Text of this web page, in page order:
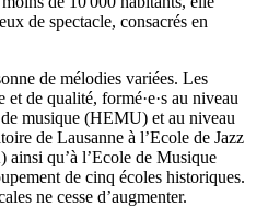
de spectacle, consacrés en
de mélodies variées. Les
et de qualité, formé·e·s au niveau
musique (HEMU) et au niveau
de Lausanne à l’Ecole de Jazz
qu’à l’Ecole de Musique
de cinq écoles historiques.
ne cesse d’augmenter.